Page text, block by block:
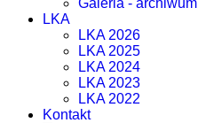
Galeria - archiwum
LKA
LKA 2026
LKA 2025
LKA 2024
LKA 2023
LKA 2022
Kontakt